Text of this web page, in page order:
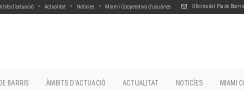
d’actuació Actualitat Noticíes Miami Cooperativa d’usuàries Oficina del Pla de
BARRIS ÀMBITS D’ACTUACIÓ ACTUALITAT NOTICÍES MIAMI